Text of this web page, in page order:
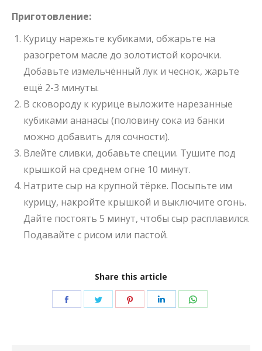
Приготовление:
Курицу нарежьте кубиками, обжарьте на
разогретом масле до золотистой корочки.
Добавьте измельчённый лук и чеснок, жарьте
ещё 2-3 минуты.
В сковороду к курице выложите нарезанные
кубиками ананасы (половину сока из банки
можно добавить для сочности).
Влейте сливки, добавьте специи. Тушите под
крышкой на среднем огне 10 минут.
Натрите сыр на крупной тёрке. Посыпьте им
курицу, накройте крышкой и выключите огонь.
Дайте постоять 5 минут, чтобы сыр расплавился.
Подавайте с рисом или пастой.
Share this article
ПоделитьсяПоделитьсяПоделитьсяПоделиться